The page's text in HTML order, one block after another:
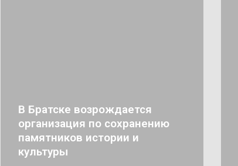
В Братске возрождается
организация по сохранению
памятников истории и
культуры